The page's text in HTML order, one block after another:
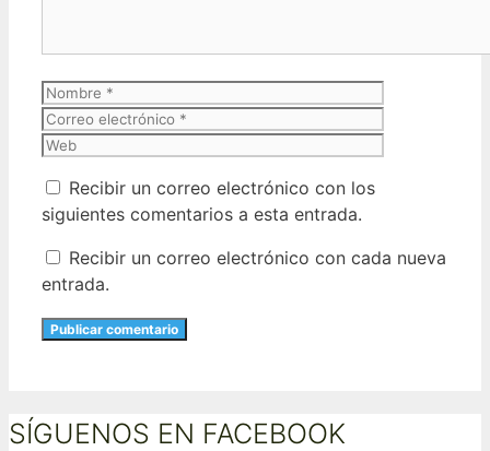
Nombre
Recibir un correo electrónico con los
siguientes comentarios a esta entrada.
Recibir un correo electrónico con cada nueva
entrada.
SÍGUENOS EN FACEBOOK